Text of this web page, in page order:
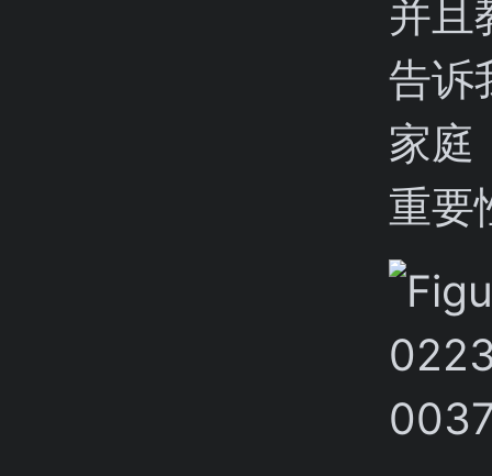
并且
告诉
家庭
重要